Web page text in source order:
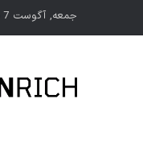
جمعه, آگوست 7 2026